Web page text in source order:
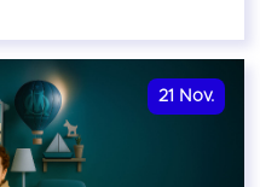
21 Nov.